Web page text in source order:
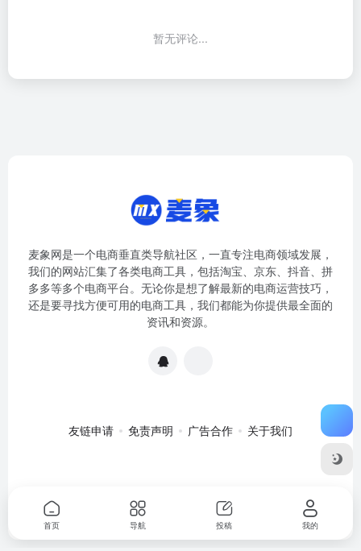
暂无评论...
麦象网是一个电商垂直类导航社区，一直专注电商领域发展，
我们的网站汇集了各类电商工具，包括淘宝、京东、抖音、拼
多多等多个电商平台。无论你是想了解最新的电商运营技巧，
还是要寻找方便可用的电商工具，我们都能为你提供最全面的
资讯和资源。
友链申请 免责声明 广告合作 关于我们
2020057301号-1
首页 导航 投稿 我的